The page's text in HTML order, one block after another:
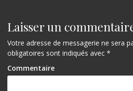
i
g
a
t
Laisser un
Votre adresse de messagerie ne sera
obligatoires sont indiqués avec *
Commentaire